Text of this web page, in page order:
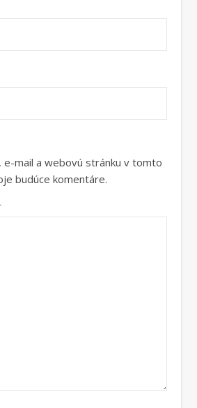
e-mail a webovú stránku v tomto
budúce komentáre.